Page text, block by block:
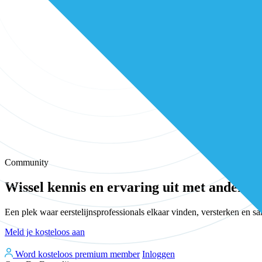
Community
Wissel kennis en ervaring uit met andere
Een plek waar eerstelijnsprofessionals elkaar vinden, versterken en
Meld je kosteloos aan
Word kosteloos premium member Inloggen